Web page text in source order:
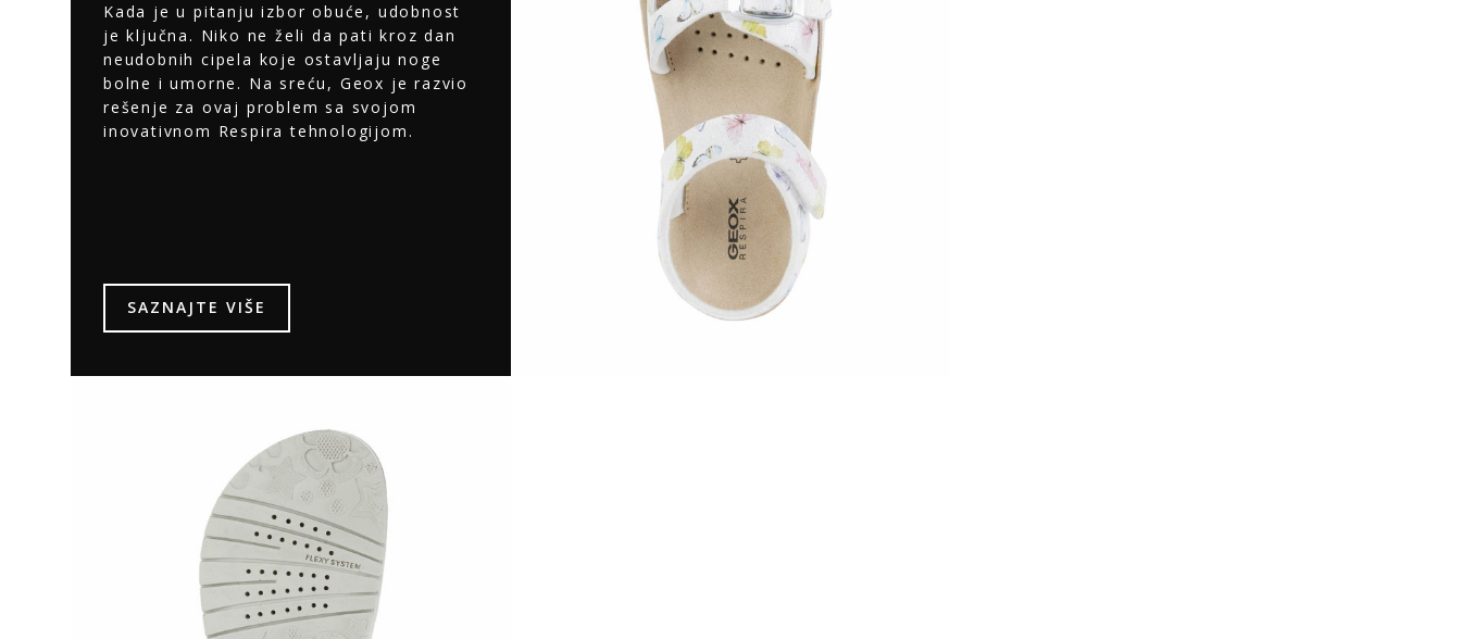
Kada je u pitanju izbor obuće, udobnost
je ključna. Niko ne želi da pati kroz dan
neudobnih cipela koje ostavljaju noge
bolne i umorne. Na sreću, Geox je razvio
rešenje za ovaj problem sa svojom
inovativnom Respira tehnologijom.
SAZNAJTE VIŠE